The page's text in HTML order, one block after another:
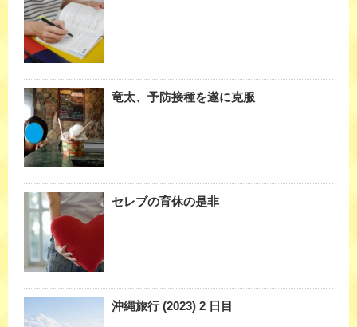
竜太、予防接種を遂に克服
セレブの育休の是非
沖縄旅行 (2023) 2 日目